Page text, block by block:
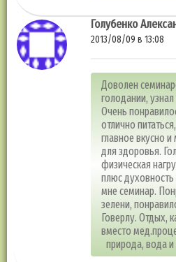
Голубенко
2013/08/09 в 13:08
Доволен
голодании,
Очень
отлично
главное вкусно
для здоровья.
физическая
плюс
мне семинар.
зелени,
Говерлу. Отдых,
вместо
природа, вода